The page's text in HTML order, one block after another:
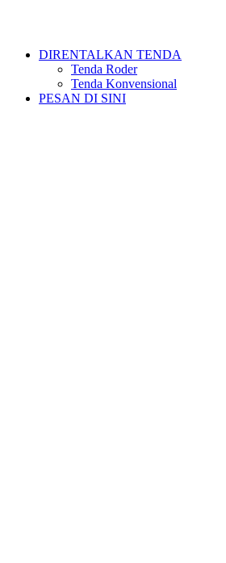
DIRENTALKAN TENDA
Tenda Roder
Tenda Konvensional
PESAN DI SINI